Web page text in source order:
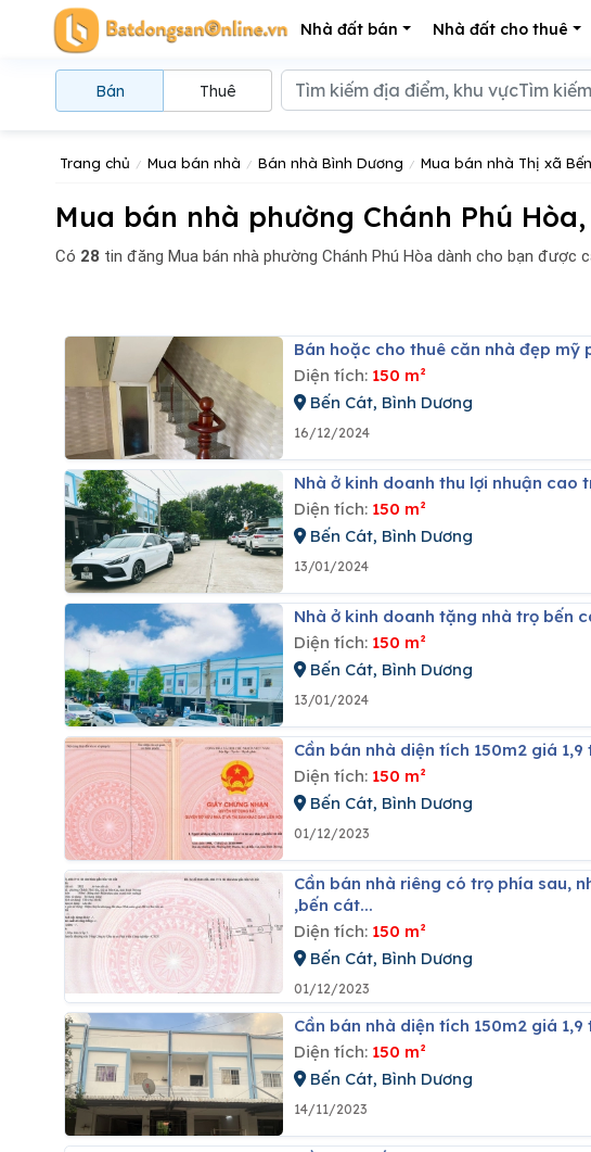
Nhà đất bán Nhà đất cho thuê
Trang chủ Mua bán nhà Bán nhà Bình Dương Mua bán nhà Thị xã
Mua bán nhà phường Chánh Phú
Có 28 tin đăng Mua bán nhà phường Chánh Phú Hòa dành cho bạn được
Bán hoặc cho thuê căn nhà đẹp mỹ
Diện tích: 150 m²
Bến Cát, Bình Dương
16/12/2024
Nhà ở kinh doanh thu lợi nhuận cao
Diện tích: 150 m²
Bến Cát, Bình Dương
13/01/2024
Nhà ở kinh doanh tặng nhà trọ bến
Diện tích: 150 m²
Bến Cát, Bình Dương
13/01/2024
Cần bán nhà diện tích 150m2 giá
Diện tích: 150 m²
Bến Cát, Bình Dương
01/12/2023
Cần bán nhà riêng có trọ phía sau, nhà diện tích 150m2 giá 15 triệu/tháng tại chánh phú hòa
,bến cát...
Diện tích: 150 m²
Bến Cát, Bình Dương
01/12/2023
Cần bán nhà diện tích 150m2 giá
Diện tích: 150 m²
Bến Cát, Bình Dương
14/11/2023
Bán Thuê